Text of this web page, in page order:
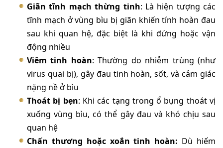
Giãn tĩnh mạch thừng tinh: Là hiện tượng các
tĩnh mạch ở vùng bìu bị giãn khiến tính hoàn đau
sau khi quan hệ, đặc biệt là khi đứng hoặc vận
động nhiều
Viêm tinh hoàn: Thường do nhiễm trùng (như
virus quai bị), gây đau tinh hoàn, sốt, và cảm giác
nặng nề ở bìu
Thoát bị bẹn: Khi các tạng trong ổ bụng thoát vị
xuống vùng bìu, có thể gây đau và khó chịu sau
quan hệ
Chấn thương hoặc xoắn tinh hoàn: Dù hiếm